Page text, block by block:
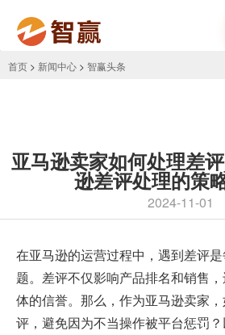
首页 > 新闻中心 > 智赢头条
亚马逊卖家如何处理差
逊差评处理的策
2024-11-01
在亚马逊的运营过程中，遇到差评
题。差评不仅影响产品排名和销售
体的信誉。那么，作为亚马逊卖家
评，避免因为不当操作被平台惩罚